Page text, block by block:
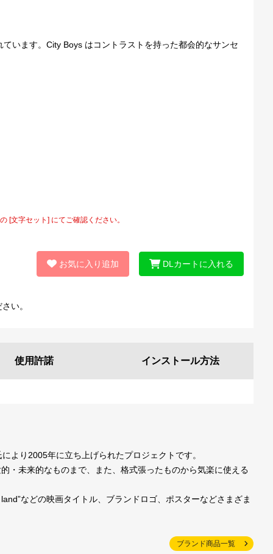
います。City Boys はコントラストを持った都会的なサンセ
[文字セット] にてご確認ください。
お気に入り追加 DLカートに入れる
い。
使用許諾 インストール方法
より2005年に立ち上げられたプロジェクトです。
・未来的なものまで、また、格式張ったものから気楽に使える
などの映画タイトル、ブランドロゴ、ポスターなどさまざま
ブランド商品一覧